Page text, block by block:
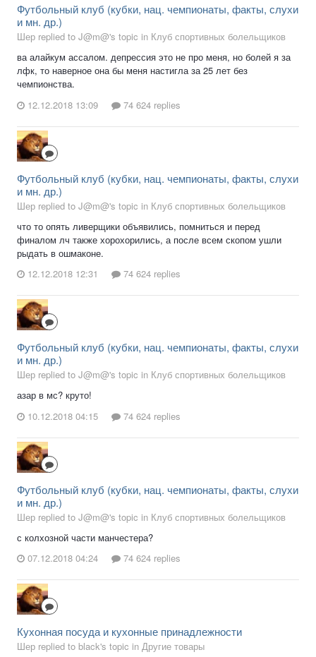
Футбольный клуб (кубки, нац. чемпионаты, факты, слухи
и мн. др.)
Шер replied to J@m@'s topic in Клуб спортивных болельщиков
ва алайкум ассалом. депрессия это не про меня, но болей я за
лфк, то наверное она бы меня настигла за 25 лет без
чемпионства.
12.12.2018 13:09
74 624 replies
Футбольный клуб (кубки, нац. чемпионаты, факты, слухи
и мн. др.)
Шер replied to J@m@'s topic in Клуб спортивных болельщиков
что то опять ливерщики объявились, помниться и перед
финалом лч также хорохорились, а после всем скопом ушли
рыдать в ошмаконе.
12.12.2018 12:31
74 624 replies
Футбольный клуб (кубки, нац. чемпионаты, факты, слухи
и мн. др.)
Шер replied to J@m@'s topic in Клуб спортивных болельщиков
азар в мс? круто!
10.12.2018 04:15
74 624 replies
Футбольный клуб (кубки, нац. чемпионаты, факты, слухи
и мн. др.)
Шер replied to J@m@'s topic in Клуб спортивных болельщиков
с колхозной части манчестера?
07.12.2018 04:24
74 624 replies
Кухонная посуда и кухонные принадлежности
Шер replied to black's topic in Другие товары